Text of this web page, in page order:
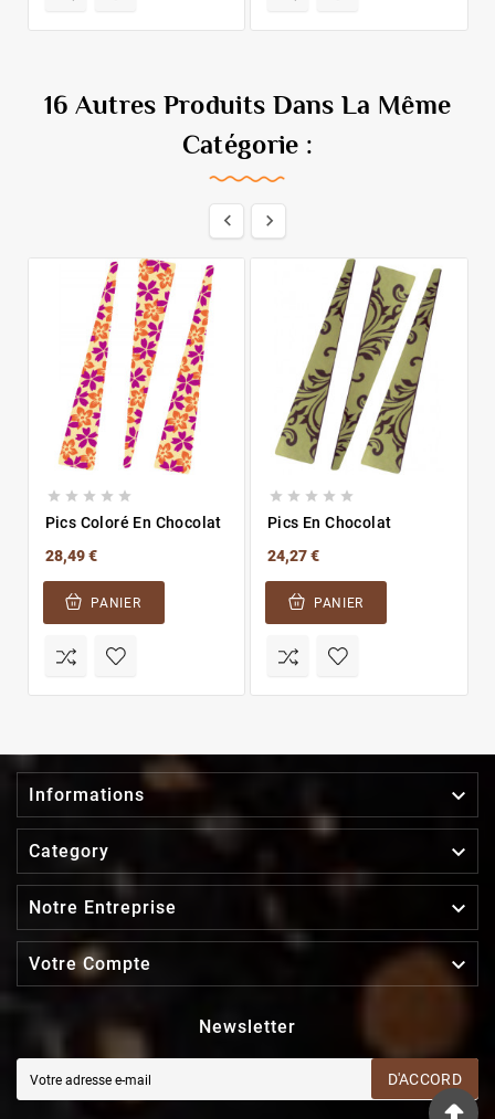
16 Autres Produits Dans La Même
Catégorie :
 
    
Pics Coloré En Chocolat
28,49 €
PANIER
    
Pics En Chocolat
24,27 €
PANIER
Informations 
Category 
Notre Entreprise 
Votre Compte 
Newsletter
D'ACCORD